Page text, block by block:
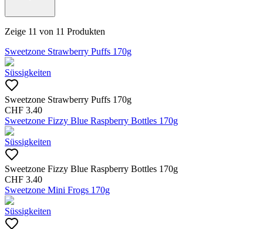
Zeige 11 von 11 Produkten
Sweetzone Strawberry Puffs 170g
Süssigkeiten
Sweetzone Strawberry Puffs 170g
CHF 3.40
Sweetzone Fizzy Blue Raspberry Bottles 170g
Süssigkeiten
Sweetzone Fizzy Blue Raspberry Bottles 170g
CHF 3.40
Sweetzone Mini Frogs 170g
Süssigkeiten